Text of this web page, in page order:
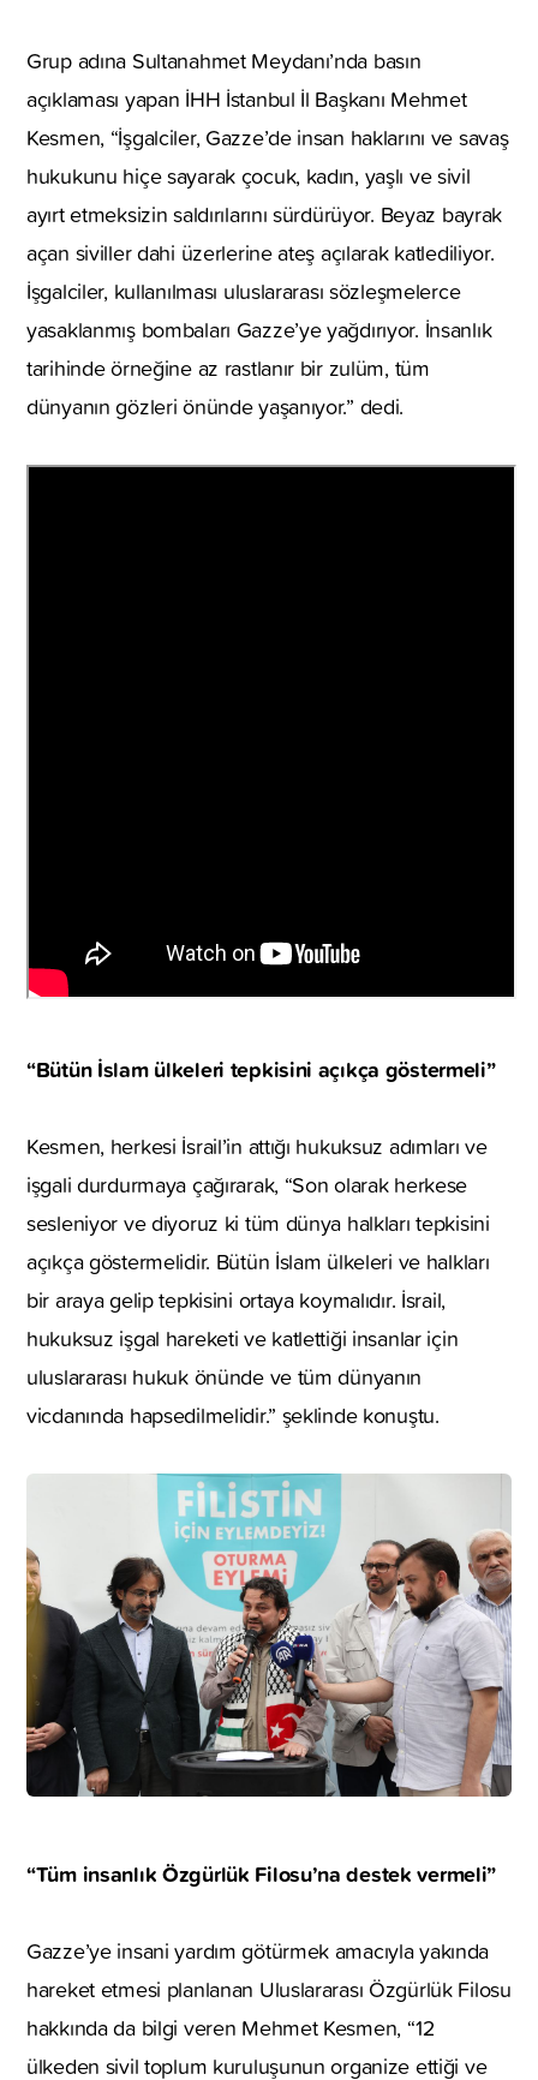
Grup adına Sultanahmet Meydanı’nda basın
açıklaması yapan İHH İstanbul İl Başkanı Mehmet
Kesmen, “İşgalciler, Gazze’de insan haklarını ve savaş
hukukunu hiçe sayarak çocuk, kadın, yaşlı ve sivil
ayırt etmeksizin saldırılarını sürdürüyor. Beyaz bayrak
açan siviller dahi üzerlerine ateş açılarak katlediliyor.
İşgalciler, kullanılması uluslararası sözleşmelerce
yasaklanmış bombaları Gazze’ye yağdırıyor. İnsanlık
tarihinde örneğine az rastlanır bir zulüm, tüm
dünyanın gözleri önünde yaşanıyor.” dedi.
“Bütün İslam ülkeleri tepkisini açıkça göstermeli”
Kesmen, herkesi İsrail’in attığı hukuksuz adımları ve
işgali durdurmaya çağırarak, “Son olarak herkese
sesleniyor ve diyoruz ki tüm dünya halkları tepkisini
açıkça göstermelidir. Bütün İslam ülkeleri ve halkları
bir araya gelip tepkisini ortaya koymalıdır. İsrail,
hukuksuz işgal hareketi ve katlettiği insanlar için
uluslararası hukuk önünde ve tüm dünyanın
vicdanında hapsedilmelidir.” şeklinde konuştu.
“Tüm insanlık Özgürlük Filosu’na destek vermeli”
Gazze’ye insani yardım götürmek amacıyla yakında
hareket etmesi planlanan Uluslararası Özgürlük Filosu
hakkında da bilgi veren Mehmet Kesmen, ‘‘12
ülkeden sivil toplum kuruluşunun organize ettiği ve